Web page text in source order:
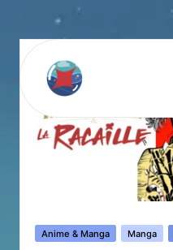
Posted
Anime & Manga Manga